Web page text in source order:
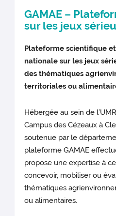
GAMAE –
sur les jeux
Plateforme scientifique
nationale sur les jeux
des thématiques
territoriales ou
Hébergée au sein de
Campus des Cézeaux à
soutenue par le
plateforme GAMAE
propose une expertise à
concevoir, mobiliser ou
thématiques
ou alimentaires.